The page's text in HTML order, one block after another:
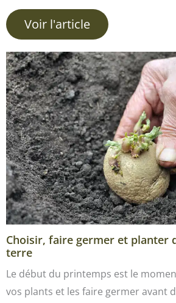
Voir l'article
Choisir, faire germer et planter
terre
Le début du printemps est le
vos plants et les faire germer avant